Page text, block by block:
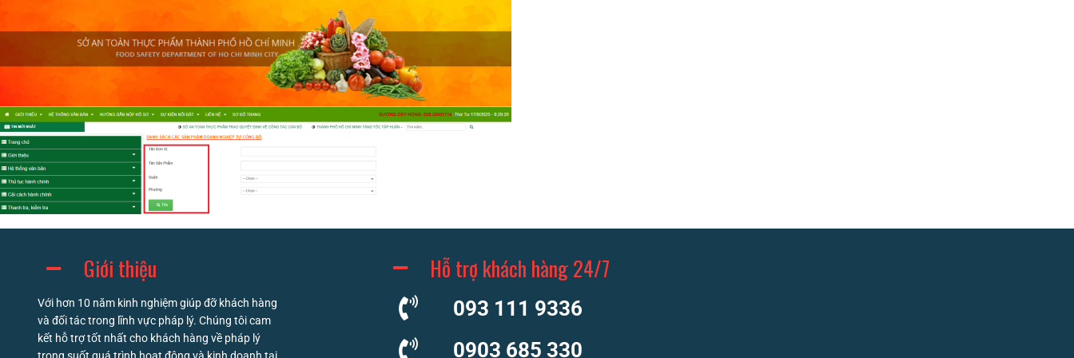
Giới thiệu
Với hơn 10 năm kinh nghiệm giúp đỡ khách hàng
và đối tác trong lĩnh vực pháp lý. Chúng tôi cam
kết hỗ trợ tốt nhất cho khách hàng về pháp lý
Hỗ trợ khách hàng 24/7
093 111 9336
0903 685 330